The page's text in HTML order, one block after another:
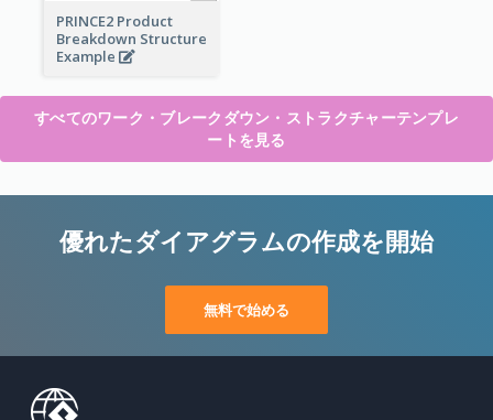
PRINCE2 Product
Breakdown Structure
Example
すべてのワーク・ブレークダウン・ストラクチャーテンプレ
ートを見る
優れたダイアグラムの作成を開始
無料で始める